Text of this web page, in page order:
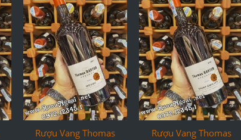
Rượu Vang Thomas
Rượu Vang Thomas